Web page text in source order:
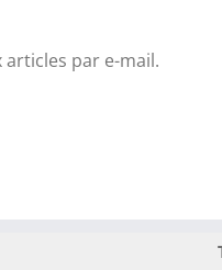
par e-mail.